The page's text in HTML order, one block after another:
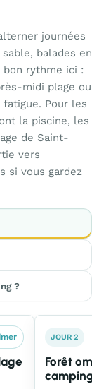
journées
balades en
rythme ici :
midi plage ou
Pour les
la piscine, les
de Saint-
vers
si vous gardez
?
JOUR 2
Forêt
camping